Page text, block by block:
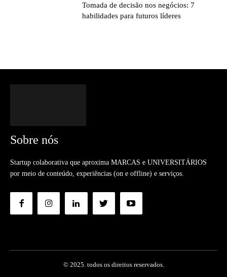
Tomada de decisão nos negócios: 7
habilidades para futuros líderes
Sobre nós
Startup colaborativa que aproxima MARCAS e UNIVERSITÁRIOS
por meio de conteúdo, experiências (on e offline) e serviços.
© 2025. todos os direitos reservados.